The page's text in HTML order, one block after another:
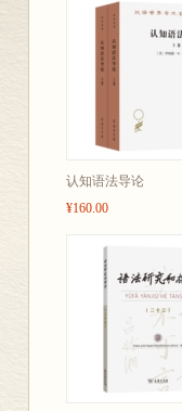
认知语法导论
¥160.00